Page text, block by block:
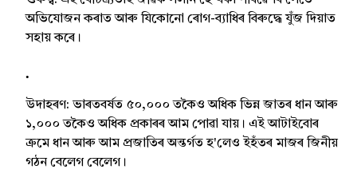
অভিযোজন কৰাত আৰু যিকোনো ৰোগ-ব্যাধিৰ বিৰুদ্ধে যুঁজ দিয়াত
সহায় কৰে।
উদাহৰণ: ভাৰতবৰ্ষত ৫০,০০০ তকৈও অধিক ভিন্ন জাতৰ ধান আৰু
১,০০০ তকৈও অধিক প্ৰকাৰৰ আম পোৱা যায়। এই আটাইবোৰ
ক্ৰমে ধান আৰু আম প্ৰজাতিৰ অন্তৰ্গত হ'লেও ইহঁতৰ মাজৰ জিনীয়
গঠন বেলেগ বেলেগ।